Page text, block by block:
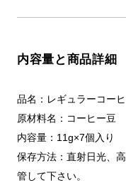
内容量と商品詳細
品名：レギュラーコーヒ
原材料名：コーヒー豆
内容量：11g×7個入り
保存方法：直射日光、
管して下さい。